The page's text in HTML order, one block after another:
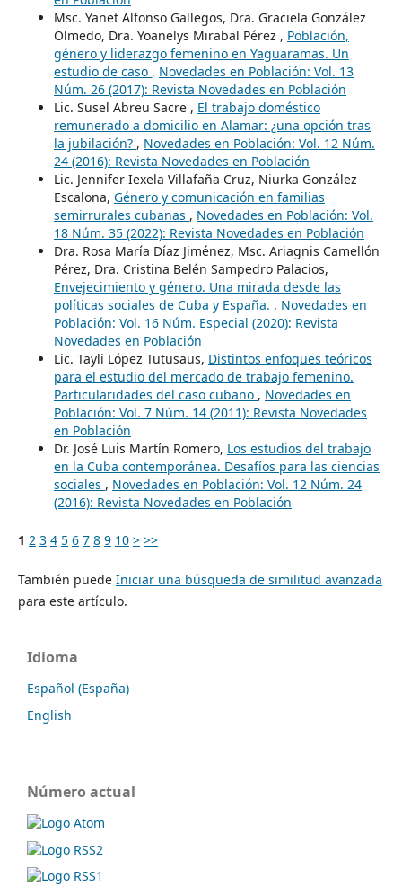
Msc. Yanet Alfonso Gallegos, Dra. Graciela González
Olmedo, Dra. Yoanelys Mirabal Pérez , Población,
género y liderazgo femenino en Yaguaramas. Un
estudio de caso , Novedades en Población: Vol. 13
Núm. 26 (2017): Revista Novedades en Población
Lic. Susel Abreu Sacre , El trabajo doméstico
remunerado a domicilio en Alamar: ¿una opción tras
la jubilación? , Novedades en Población: Vol. 12 Núm.
24 (2016): Revista Novedades en Población
Lic. Jennifer Iexela Villafaña Cruz, Niurka González
Escalona, Género y comunicación en familias
semirrurales cubanas , Novedades en Población: Vol.
18 Núm. 35 (2022): Revista Novedades en Población
Dra. Rosa María Díaz Jiménez, Msc. Ariagnis Camellón
Pérez, Dra. Cristina Belén Sampedro Palacios,
Envejecimiento y género. Una mirada desde las
políticas sociales de Cuba y España. , Novedades en
Población: Vol. 16 Núm. Especial (2020): Revista
Novedades en Población
Lic. Tayli López Tutusaus, Distintos enfoques teóricos
para el estudio del mercado de trabajo femenino.
Particularidades del caso cubano , Novedades en
Población: Vol. 7 Núm. 14 (2011): Revista Novedades
en Población
Dr. José Luis Martín Romero, Los estudios del trabajo
en la Cuba contemporánea. Desafíos para las ciencias
sociales , Novedades en Población: Vol. 12 Núm. 24
(2016): Revista Novedades en Población
1 2 3 4 5 6 7 8 9 10 > >>
También puede Iniciar una búsqueda de similitud avanzada
para este artículo.
Idioma
Español (España)
English
Número actual